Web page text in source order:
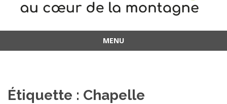
MENU
Étiquette : Chapelle